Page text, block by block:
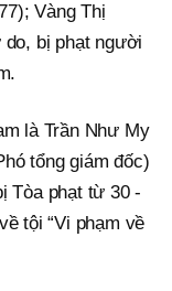
Vàng Thị
do, bị phạt người
là Trần Như My
tổng giám đốc)
Tòa phạt từ 30 -
tội “Vi phạm về